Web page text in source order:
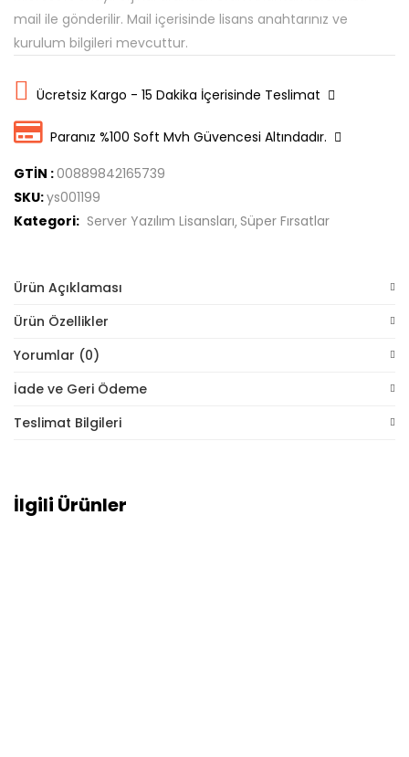
mail ile gönderilir. Mail içerisinde lisans anahtarınız ve
kurulum bilgileri mevcuttur.
Ücretsiz Kargo - 15 Dakika İçerisinde Teslimat
Paranız %100 Soft Mvh Güvencesi Altındadır.
GTİN :00889842165739
SKU:ys001199
Kategori: Server Yazılım Lisansları Süper Fırsatlar
Ürün Açıklaması
Ürün Özellikler
Yorumlar (0)
İade ve Geri Ödeme
Teslimat Bilgileri
İlgili Ürünler